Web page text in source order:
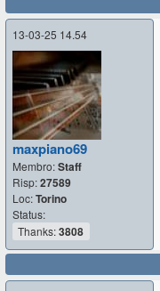
13-03-25 14.54
maxpiano69
Membro:Staff
Risp:27589
Loc:Torino
Status:
Thanks:3808